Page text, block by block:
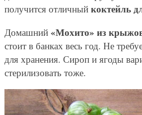
получится отличный коктейль
Домашний «Мохито» из
стоит в банках весь год. Не
для хранения. Сироп и ягоды
стерилизовать тоже.